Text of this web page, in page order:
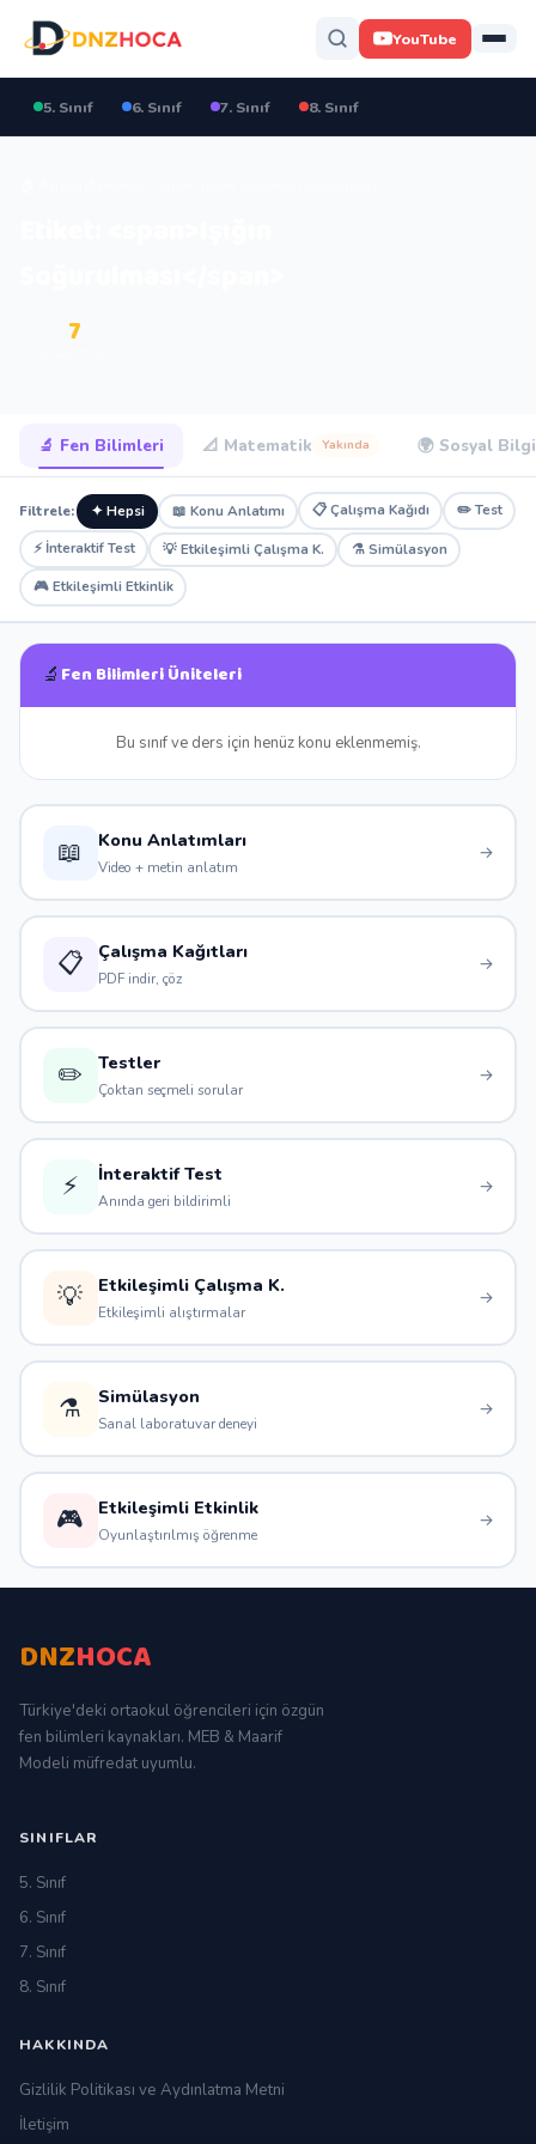
YouTube
5. Sınıf 6. Sınıf 7. Sınıf 8. Sınıf
7
🔬 Fen Bilimleri 📐 Matematik Yakında 🌍 Sosyal
Filtrele: ✦ Hepsi 📖 Konu Anlatımı 📋 Çalışma Kağıdı
✏️ Test
⚡ İnteraktif Test
💡 Etkileşimli Çalışma K.
⚗️ Simülasyon
🎮 Etkileşimli Etkinlik
🔬 Fen Bilimleri Üniteleri
Bu sınıf ve ders için henüz konu eklenmemiş.
📖 Konu Anlatımları
Video + metin anlatım
→
📋 Çalışma Kağıtları
PDF indir, çöz
→
✏️ Testler
Çoktan seçmeli sorular
→
⚡ İnteraktif Test
Anında geri bildirimli
→
💡 Etkileşimli Çalışma K.
Etkileşimli alıştırmalar
→
⚗️ Simülasyon
Sanal laboratuvar deneyi
→
🎮 Etkileşimli Etkinlik
Oyunlaştırılmış öğrenme
→
DNZHOCA
Türkiye'deki ortaokul öğrencileri için özgün
fen bilimleri kaynakları. MEB & Maarif
Modeli müfredat uyumlu.
SINIFLAR
5. Sınıf
6. Sınıf
7. Sınıf
8. Sınıf
HAKKINDA
Gizlilik Politikası ve Aydınlatma Metni
İletişim